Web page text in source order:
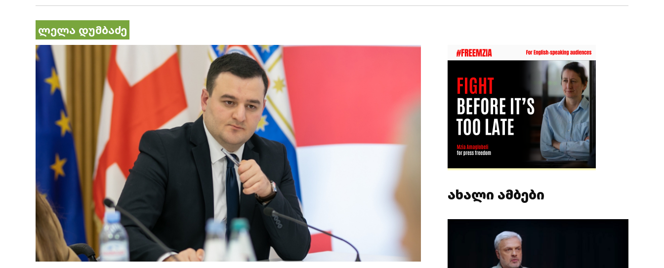
ლელა დუმბაძე
ახალი ამბები